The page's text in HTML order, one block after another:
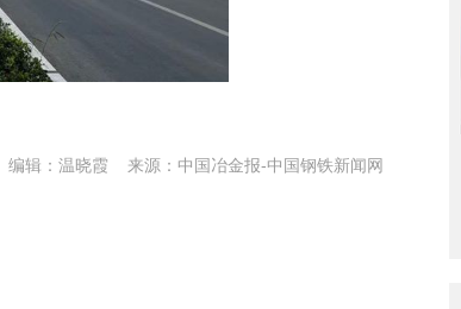
来源：中国冶金报-中国钢铁新闻网
编辑：温晓霞